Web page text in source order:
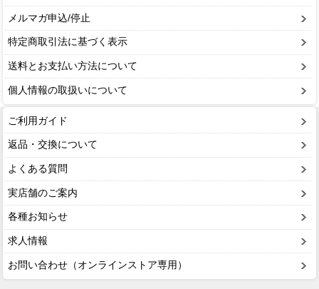
メルマガ申込/停止
特定商取引法に基づく表示
送料とお支払い方法について
個人情報の取扱いについて
ご利用ガイド
返品・交換について
よくある質問
実店舗のご案内
各種お知らせ
求人情報
お問い合わせ（オンラインストア専用）